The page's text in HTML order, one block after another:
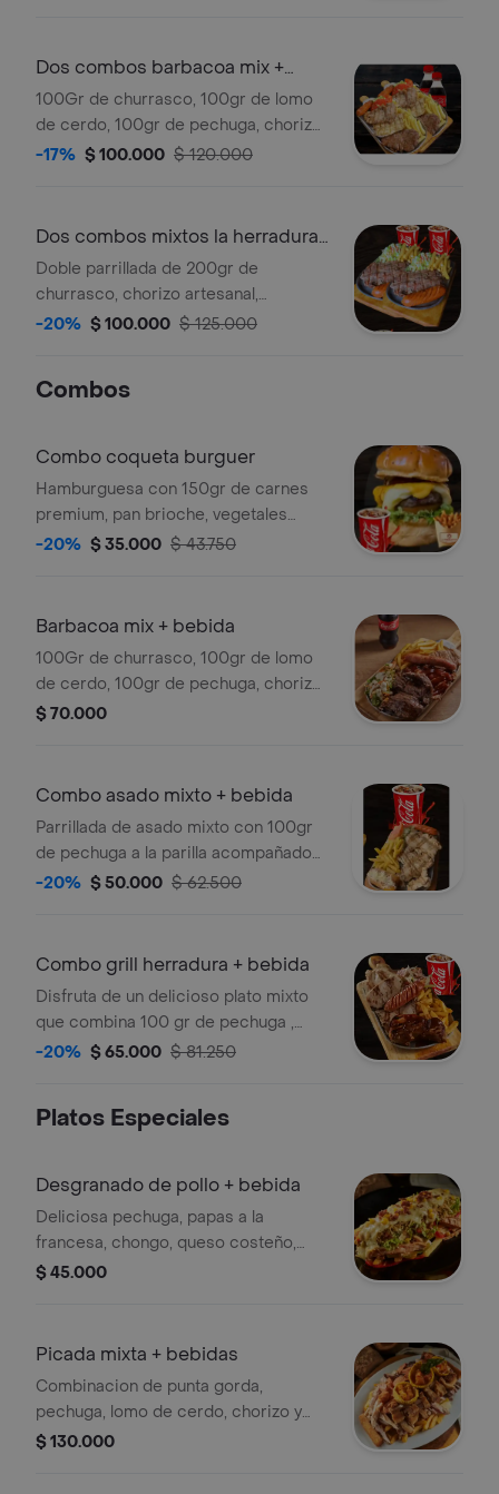
250ml cada una.
Dos combos barbacoa mix +
bebida
100Gr de churrasco, 100gr de lomo
de cerdo, 100gr de pechuga, chorizo
artesanal, ensalada de la casa y papas
-17% $ 100.000 $ 120.000
Dos combos mixtos la herradura
+ bebidas
Doble parrillada de 200gr de
churrasco, chorizo artesanal,
ensalada de la casa, papas a la
-20% $ 100.000 $ 125.000
Combos
Combo coqueta burguer
Hamburguesa con 150gr de carnes
premium, pan brioche, vegetales
frescos, queso costeño, queso
pimentones ahumados con papas y
-20% $ 35.000 $ 43.750
Barbacoa mix + bebida
100Gr de churrasco, 100gr de lomo
de cerdo, 100gr de pechuga, chorizo
artesanal, ensalada de la casa, papas
$ 70.000
Combo asado mixto + bebida
Parrillada de asado mixto con 100gr
de pechuga a la parilla acompañado
de 1 chorizo artesanal, 150gr de
coca cola 250ml
-20% $ 50.000 $ 62.500
Combo grill herradura + bebida
Disfruta de un delicioso plato mixto
que combina 100 gr de pechuga ,
100gr de lomo de cerdo, chorizo y
ensalada y coca cola 250ml.
-20% $ 65.000 $ 81.250
Platos Especiales
Desgranado de pollo + bebida
Deliciosa pechuga, papas a la
francesa, chongo, queso costeño,
lechuga, salsas de la casa, gratinado,
$ 45.000
Picada mixta + bebidas
Combinacion de punta gorda,
pechuga, lomo de cerdo, chorizo y
chicharron, acompañado de papas a
$ 130.000